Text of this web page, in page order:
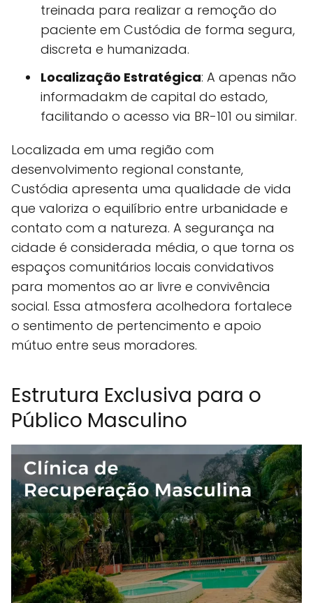
treinada para realizar a remoção do
paciente em Custódia de forma segura,
discreta e humanizada.
Localização Estratégica: A apenas não
informadakm de capital do estado,
facilitando o acesso via BR-101 ou similar.
Localizada em uma região com
desenvolvimento regional constante,
Custódia apresenta uma qualidade de vida
que valoriza o equilíbrio entre urbanidade e
contato com a natureza. A segurança na
cidade é considerada média, o que torna os
espaços comunitários locais convidativos
para momentos ao ar livre e convivência
social. Essa atmosfera acolhedora fortalece
o sentimento de pertencimento e apoio
mútuo entre seus moradores.
Estrutura Exclusiva para o
Público Masculino